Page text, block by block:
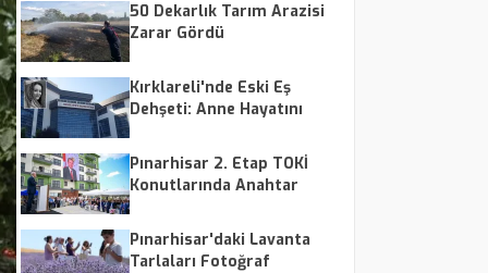
50 Dekarlık Tarım Arazisi
Zarar Gördü
Kırklareli'nde Eski Eş
Dehşeti: Anne Hayatını
Yoğun Bakımda
Pınarhisar 2. Etap TOKİ
Konutlarında Anahtar
Pınarhisar'daki Lavanta
Tarlaları Fotoğraf